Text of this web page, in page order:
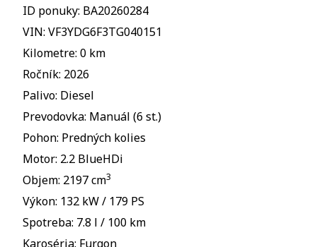
ID ponuky: BA20260284
VIN: VF3YDG6F3TG040151
Kilometre: 0 km
Ročník: 2026
Palivo: Diesel
Prevodovka: Manuál (6 st.)
Pohon: Predných kolies
Motor: 2.2 BlueHDi
Objem: 2197 cm3
Výkon: 132 kW / 179 PS
Spotreba: 7.8 l / 100 km
Karoséria: Furgon